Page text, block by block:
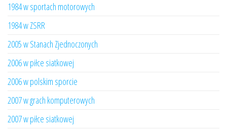
1984 w sportach motorowych
1984 w ZSRR
2005 w Stanach Zjednoczonych
2006 w piłce siatkowej
2006 w polskim sporcie
2007 w grach komputerowych
2007 w piłce siatkowej